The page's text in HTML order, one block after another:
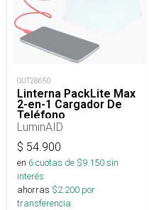
OUT28650
Linterna PackLite Max
2-en-1 Cargador De
Teléfono
LuminAID
$ 54.900
en 6cuotas de $9.150sin
interés
ahorras $2.200 por
transferencia.